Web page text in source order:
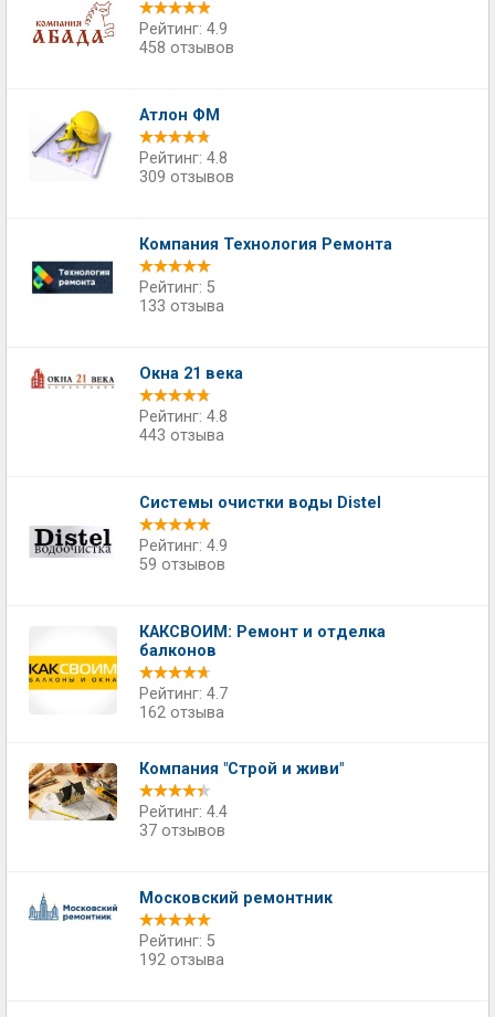
Рейтинг: 4.9
458 отзывов
Атлон ФМ
Рейтинг: 4.8
309 отзывов
Компания Технология Ремонта
Рейтинг: 5
133 отзыва
Окна 21 века
Рейтинг: 4.8
443 отзыва
Системы очистки воды Distel
Рейтинг: 4.9
59 отзывов
КАКСВОИМ: Ремонт и отделка
балконов
Рейтинг: 4.7
162 отзыва
Компания "Строй и живи"
Рейтинг: 4.4
37 отзывов
Московский ремонтник
Рейтинг: 5
192 отзыва